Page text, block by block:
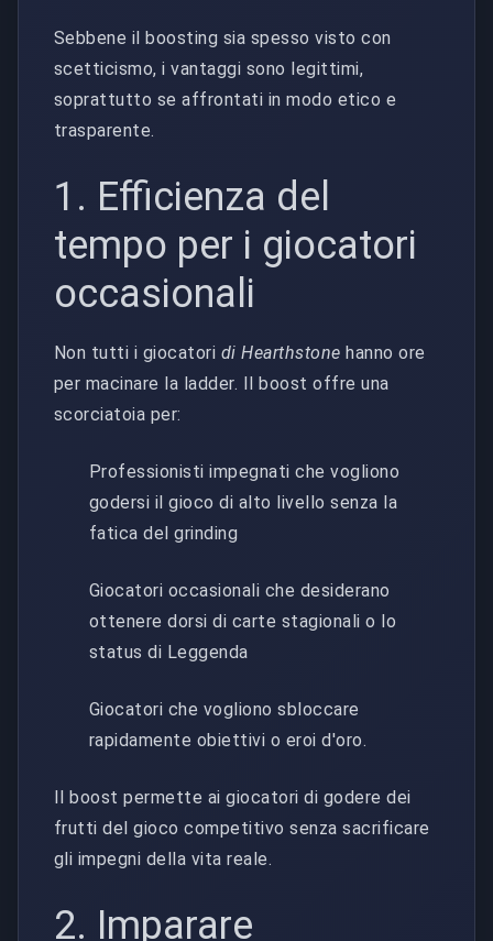
Sebbene il boosting sia spesso visto con
scetticismo, i vantaggi sono legittimi,
soprattutto se affrontati in modo etico e
trasparente.
1. Efficienza del
tempo per i giocatori
occasionali
Non tutti i giocatori di Hearthstone hanno ore
per macinare la ladder. Il boost offre una
scorciatoia per:
Professionisti impegnati che vogliono
godersi il gioco di alto livello senza la
fatica del grinding
Giocatori occasionali che desiderano
ottenere dorsi di carte stagionali o lo
status di Leggenda
Giocatori che vogliono sbloccare
rapidamente obiettivi o eroi d'oro.
Il boost permette ai giocatori di godere dei
frutti del gioco competitivo senza sacrificare
gli impegni della vita reale.
2. Imparare